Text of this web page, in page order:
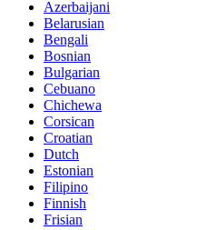
Azerbaijani
Belarusian
Bengali
Bosnian
Bulgarian
Cebuano
Chichewa
Corsican
Croatian
Dutch
Estonian
Filipino
Finnish
Frisian